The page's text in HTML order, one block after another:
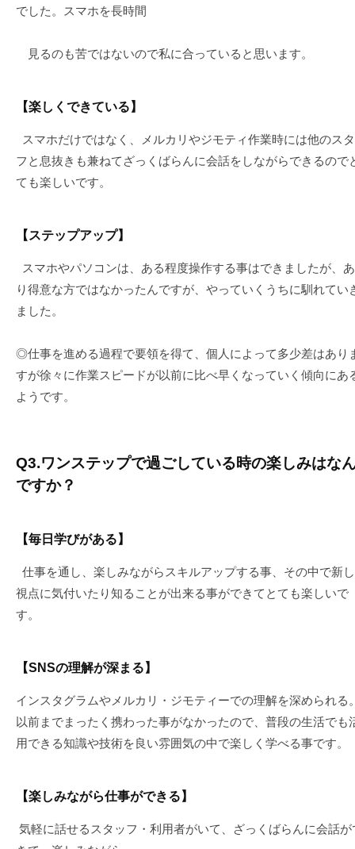
でした。スマホを長時間
見るのも苦ではないので私に合っていると思います。
【楽しくできている】
スマホだけではなく、メルカリやジモティ作業時には他のス
フと息抜きも兼ねてざっくばらんに会話をしながらできるので
ても楽しいです。
【ステップアップ】
スマホやパソコンは、ある程度操作する事はできましたが、
り得意な方ではなかったんですが、やっていくうちに馴れてい
ました。
◎仕事を進める過程で要領を得て、個人によって多少差はあり
すが徐々に作業スピードが以前に比べ早くなっていく傾向にあ
ようです。
Q3.ワンステップで過ごしている時の楽しみはな
ですか？
【毎日学びがある】
仕事を通し、楽しみながらスキルアップする事、その中で新
視点に気付いたり知ることが出来る事ができてとても楽しいで
す。
【SNSの理解が深まる】
インスタグラムやメルカリ・ジモティーでの理解を深められる
以前までまったく携わった事がなかったので、普段の生活でも
用できる知識や技術を良い雰囲気の中で楽しく学べる事です。
【楽しみながら仕事ができる】
気軽に話せるスタッフ・利用者がいて、ざっくばらんに会話が